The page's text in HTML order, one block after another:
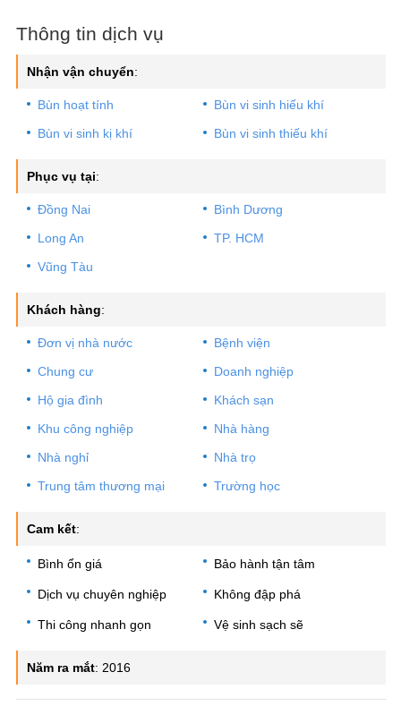
nhanh và tiện lợi).
100% đơn giá dịch vụ đã bao gồm VAT.
Hỗ trợ thanh toán tiền mặt, chuyển khoản, Visa, Momo,
QrCode khi thuê dịch vụ.
Cam kết đúng giá không vẽ vời.
Thông tin dịch vụ
Nhận vận chuyển:
Bùn hoạt tính
Bùn vi sinh hiếu khí
Bùn vi sinh kị khí
Bùn vi sinh thiếu khí
Phục vụ tại:
Đồng Nai
Bình Dương
Long An
TP. HCM
Vũng Tàu
Khách hàng:
Đơn vị nhà nước
Bệnh viện
Chung cư
Doanh nghiệp
Hộ gia đình
Khách sạn
Khu công nghiệp
Nhà hàng
Nhà nghỉ
Nhà trọ
Trung tâm thương mại
Trường học
Cam kết:
Bình ổn giá Bảo hành tận tâm
Dịch vụ chuyên nghiệp Không đập phá
Thi công nhanh gọn Vệ sinh sạch sẽ
Năm ra mắt: 2016